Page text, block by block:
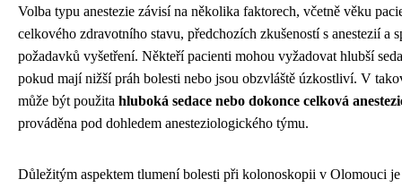
Volba typu anestezie závisí na několika faktorech, včetně věku
celkového zdravotního stavu, předchozích zkušeností s anestezií a
požadavků vyšetření. Někteří pacienti mohou vyžadovat hlubší
pokud mají nižší práh bolesti nebo jsou obzvláště úzkostliví. V
může být použita hluboká sedace nebo dokonce celková
prováděna pod dohledem anesteziologického týmu.
Důležitým aspektem tlumení bolesti při kolonoskopii v Olomouci je